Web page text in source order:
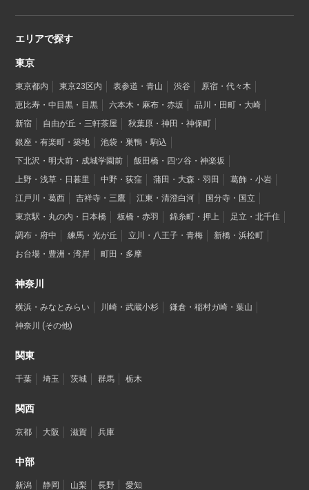
エリアで探す
東京
東京都内 東京23区内 表参道・青山 渋谷
原宿・代々木
恵比寿・中目黒・目黒
六本木・麻布・赤坂
品川・田町・大崎
新宿
自由が丘・三軒茶屋
秋葉原・神田・神保町
銀座・有楽町・築地
池袋・巣鴨・駒込
下北沢・明大前・成城学園前
飯田橋・四ツ谷・神楽坂
上野・浅草・日暮里
中野・荻窪 蒲田・大森・羽田
葛飾・小岩
江戸川・葛西
吉祥寺・三鷹 江東・清澄白河
国分寺・国立
東京駅・丸の内・日本橋
板橋・赤羽 錦糸町・押上
足立・北千住
調布・府中
練馬・光が丘 立川・八王子・青梅
新橋・浜松町
お台場・豊洲・湾岸
町田・多摩
神奈川
横浜・みなとみらい 川崎・武蔵小杉
鎌倉・稲村ガ崎・葉山
神奈川 (その他)
関東
千葉 埼玉 茨城 群馬 栃木
関西
京都 大阪 滋賀 兵庫
中部
新潟 静岡 山梨 長野 愛知